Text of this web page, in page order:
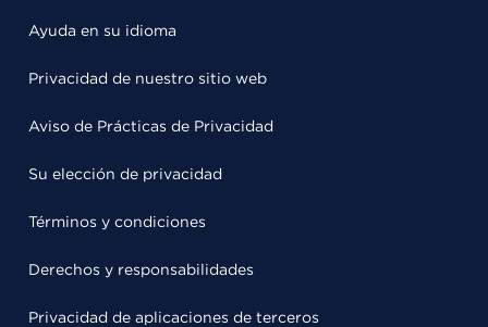
Ayuda en su idioma
Privacidad de nuestro sitio web
Aviso de Prácticas de Privacidad
Su elección de privacidad
Términos y condiciones
Derechos y responsabilidades
Privacidad de aplicaciones de terceros